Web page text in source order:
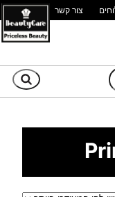
צור קשר